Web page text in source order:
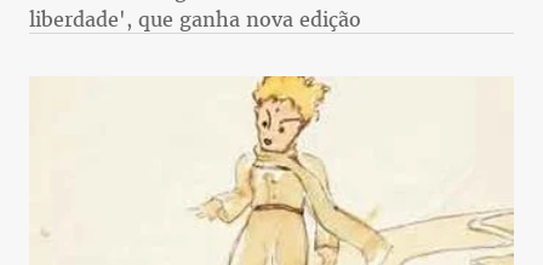
liberdade', que ganha nova edição